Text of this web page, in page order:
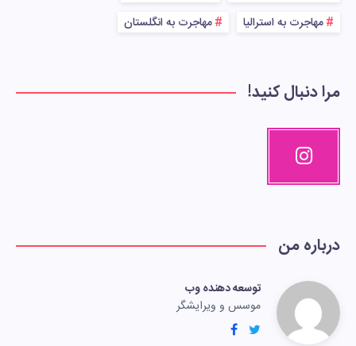
مهاجرت به استرالیا
مهاجرت به انگلستان
مرا دنبال کنید!
درباره من
توسعه دهنده وب
موسس و ویرایشگر